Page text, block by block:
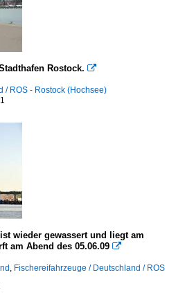
Rostock. 
/ ROS - Rostock (Hochsee)
wieder gewassert und liegt am
am Abend des 05.06.09 
Fischereifahrzeuge / Deutschland / ROS